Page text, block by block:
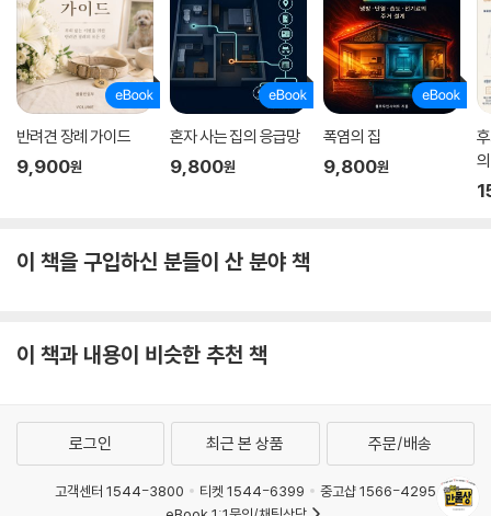
| 보양 국수 우렁이 죽순 초무침국수
해초로 만드는 국수 | 배변 활동에 특효약 해초비빔국수 | 지방을 분해하는
세모가사리 칼국수
가을 보양식, 곶감
기관지에 좋은 곶감 스테이크 | 딸꾹질에 특효약 감꼭지차
시래기 된장 장아찌 | 365일 시래기 먹는 비법 시래기 간장 장아찌 | 소화
를 돕는 시래기 식혜 | 시래기 조청 & 시래기 강엿 만들기 | 2주 만에 만드
겨울철 자연주의 밥상
Special Page 짠맛은 잡고 건강은 챙기고!
Special Page 무엇이든 건강하게 말려 먹는다
반려견 장례 가이드
9,900원
혼자 사는 집의 응급망
9,800원
폭염의 집
9,800원
이 책을 구입하신 분들이 산 분야 책
이 책과 내용이 비슷한 추천 책
로그인 최근 본 상품 주문/배송
고객센터 1544-3800 티켓 1544-6399
중고샵 1566-4295